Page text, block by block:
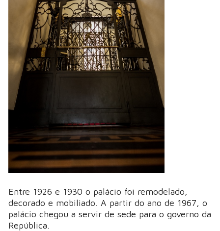
Entre 1926 e 1930 o palácio foi remodelado,
decorado e mobiliado. A partir do ano de 1967, o
palácio chegou a servir de sede para o governo da
República.